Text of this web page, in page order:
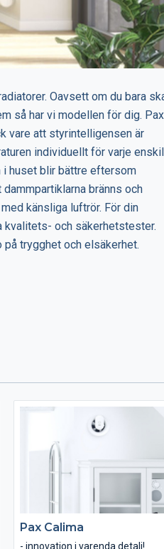
Oavsett om du bara
så har vi modellen för dig. Pax
vare att styrintelligensen är
individuellt för varje
i huset blir bättre eftersom
bränns och
känsliga luftrör. För din
kvalitets- och säkerhetstester.
trygghet och elsäkerhet.
Pax Calima
- innovation i varenda detalj!